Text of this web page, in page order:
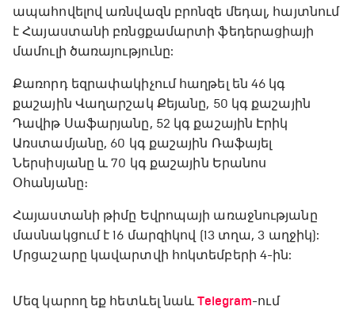
ապահովելով առնվազն բրոնզե մեդալ, հայտնում
է Հայաստանի բռնցքամարտի ֆեդերացիայի
մամուլի ծառայությունը:
Քառորդ եզրափակիչում հաղթել են 46 կգ
քաշային Վաղարշակ Քեյանը, 50 կգ քաշային
Դավիթ Սաֆարյանը, 52 կգ քաշային Էրիկ
Առստամյանը, 60 կգ քաշային Ռաֆայել
Ներսիսյանը և 70 կգ քաշային Երանոս
Օհանյանը։
Հայաստանի թիմը Եվրոպայի առաջնությանը
մասնակցում է 16 մարզիկով (13 տղա, 3 աղջիկ):
Մրցաշարը կավարտվի հոկտեմբերի 4-ին:
Մեզ կարող եք հետևել նաև Telegram-ում